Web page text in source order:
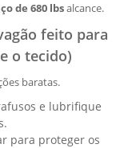
de 680 lbsalcance.
feito para
o tecido)
baratas.
e lubrifique
para proteger os